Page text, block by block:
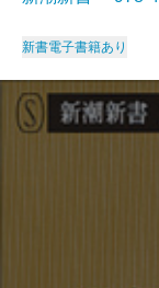
新書電子書籍あり